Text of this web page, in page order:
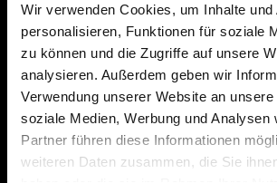
Wir verwenden Cookies, um Inhalte und
personalisieren, Funktionen für soziale
zu können und die Zugriffe auf unsere
analysieren. Außerdem geben wir
Verwendung unserer Website an
soziale Medien, Werbung und Analysen
Partner führen diese Informationen
weiteren Daten zusammen, die Sie
email:info@studentendorf.berlin